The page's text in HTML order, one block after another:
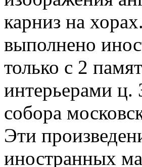
карниз на
выполнено
только с 2
интерьерами
собора
Эти
иностранных